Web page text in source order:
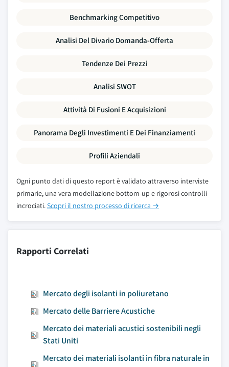
Benchmarking Competitivo
Analisi Del Divario Domanda-Offerta
Tendenze Dei Prezzi
Analisi SWOT
Attività Di Fusioni E Acquisizioni
Panorama Degli Investimenti E Dei Finanziamenti
Profili Aziendali
Ogni punto dati di questo report è validato attraverso interviste
primarie, una vera modellazione bottom-up e rigorosi controlli
incrociati.Scopri il nostro processo di ricerca →
Rapporti Correlati
Mercato degli isolanti in poliuretano
Mercato delle Barriere Acustiche
Mercato dei materiali acustici sostenibili negli
Stati Uniti
Mercato dei materiali isolanti in fibra naturale in